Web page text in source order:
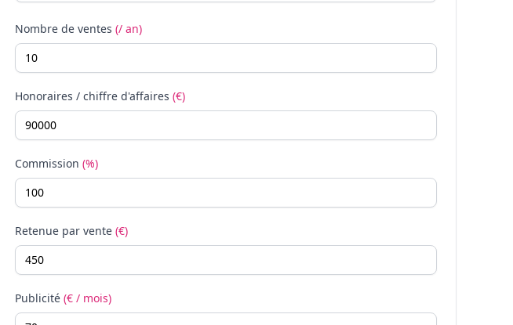
Nombre de ventes (/ an)
Honoraires / chiffre d'affaires (€)
Commission (%)
Retenue par vente (€)
Publicité (€ / mois)